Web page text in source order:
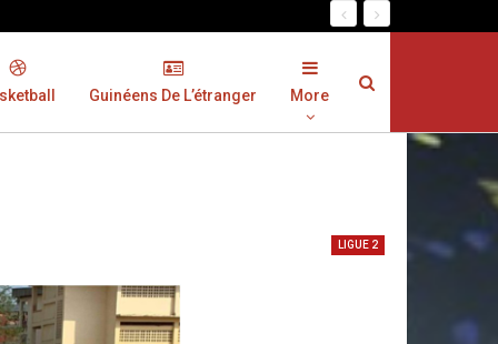
Guinéens De L’étranger More
LIGUE 2